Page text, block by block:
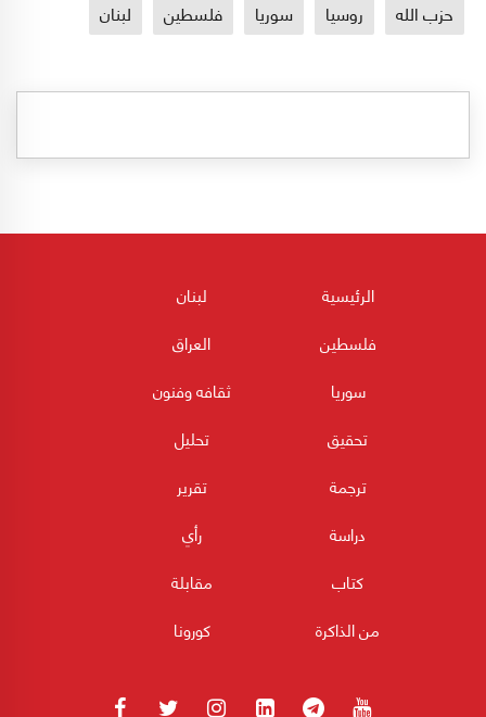
حزب الله روسيا سوريا فلسطين لبنان
الرئيسية
لبنان
فلسطين
العراق
سوريا
ثقافه وفنون
تحقيق
تحليل
ترجمة
تقرير
دراسة
رأي
كتاب
مقابلة
من الذاكرة
كورونا